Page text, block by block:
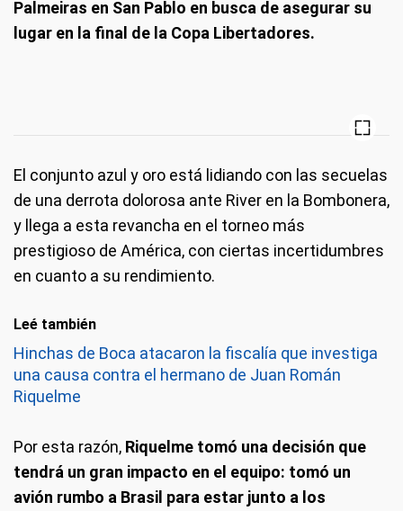
Palmeiras en San Pablo en busca de asegurar su
lugar en la final de la Copa Libertadores.
El conjunto azul y oro está lidiando con las secuelas
de una derrota dolorosa ante River en la Bombonera,
y llega a esta revancha en el torneo más
prestigioso de América, con ciertas incertidumbres
en cuanto a su rendimiento.
Leé también
Hinchas de Boca atacaron la fiscalía que investiga
una causa contra el hermano de Juan Román
Riquelme
Por esta razón, Riquelme tomó una decisión que
tendrá un gran impacto en el equipo: tomó un
avión rumbo a Brasil para estar junto a los